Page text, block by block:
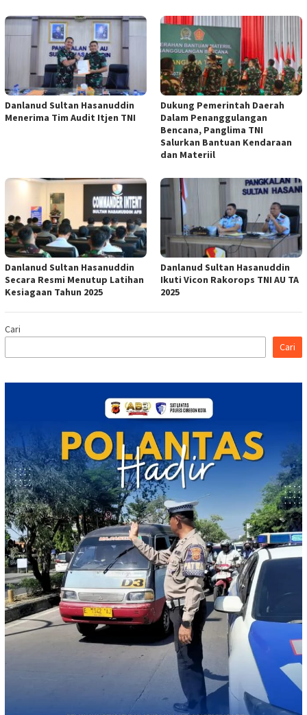
Danlanud Sultan Hasanuddin
Menerima Tim Audit Itjen TNI
Dukung Pemerintah Daerah
Dalam Penanggulangan
Bencana, Panglima TNI
Salurkan Bantuan Kendaraan
dan Materiil
Danlanud Sultan Hasanuddin
Secara Resmi Menutup Latihan
Kesiagaan Tahun 2025
Danlanud Sultan Hasanuddin
Ikuti Vicon Rakorops TNI AU TA
2025
Cari
Cari